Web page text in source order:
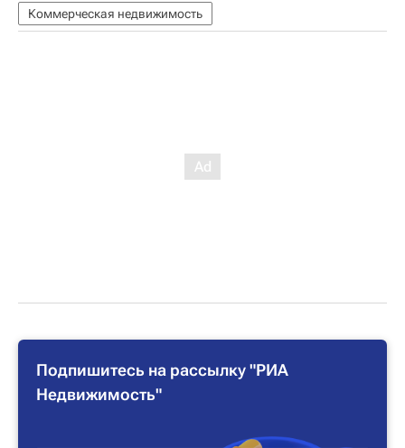
Коммерческая недвижимость
Подпишитесь на рассылку "РИА
Недвижимость"